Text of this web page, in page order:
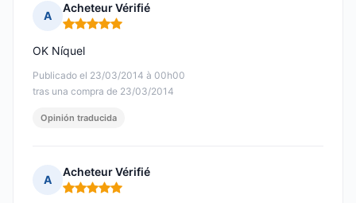
A
Acheteur Vérifié
Nota: 5 de 5
Publicado el 23/03/2014 à 00h00
tras una compra de 23/03/2014
OK Níquel
Opinión traducida
A
Acheteur Vérifié
Nota: 5 de 5